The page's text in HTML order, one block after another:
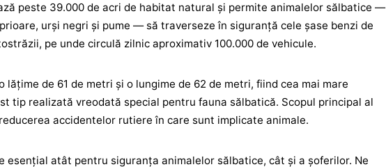
peste 39.000 de acri de habitat natural și permite animalelor sălbatice —
urși negri și pume — să traverseze în siguranță cele șase benzi de
pe unde circulă zilnic aproximativ 100.000 de vehicule.
lățime de 61 de metri și o lungime de 62 de metri, fiind cea mai mare
tip realizată vreodată special pentru fauna sălbatică. Scopul principal al
accidentelor rutiere în care sunt implicate animale.
esențial atât pentru siguranța animalelor sălbatice, cât și a șoferilor. Ne